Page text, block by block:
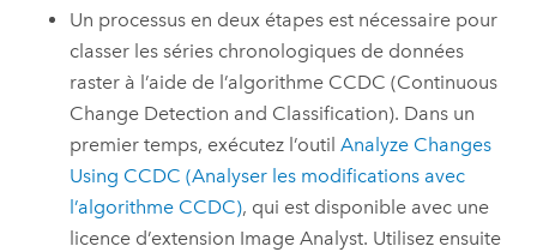
Un processus en deux étapes est nécessaire pour
classer les séries chronologiques de données
raster à l’aide de l’algorithme CCDC (Continuous
Change Detection and Classification). Dans un
premier temps, exécutez l’outilAnalyze Changes
Using CCDC (Analyser les modifications avec
l’algorithme CCDC), qui est disponible avec une
licence d’extension Image Analyst. Utilisez ensuite